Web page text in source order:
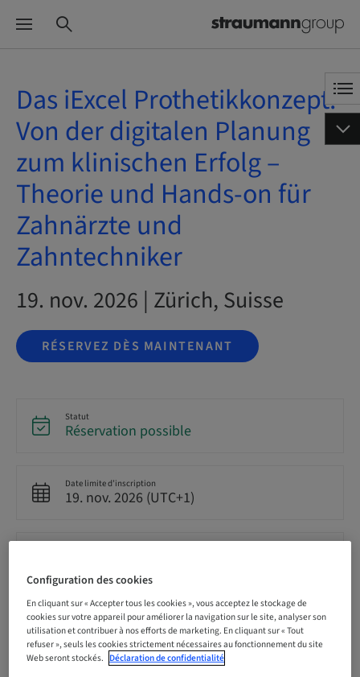
Das iExcel Prothetikkonzept:
Von der digitalen Planung
zum klinischen Erfolg –
Theorie und Hands-on für
Zahnärzte und
Zahntechniker
19. nov. 2026 | Zürich, Suisse
RÉSERVEZ DÈS MAINTENANT
Statut
Réservation possible
Date limite d’inscription
19. nov. 2026 (UTC+1)
Langue
Allemand
Configuration des cookies
En cliquant sur « Accepter tous les cookies », vous acceptez le stockage de
cookies sur votre appareil pour améliorer la navigation sur le site, analyser son
utilisation et contribuer à nos efforts de marketing. En cliquant sur « Tout
refuser », seuls les cookies strictement nécessaires au fonctionnement du site
Web seront stockés. Déclaration de confidentialité